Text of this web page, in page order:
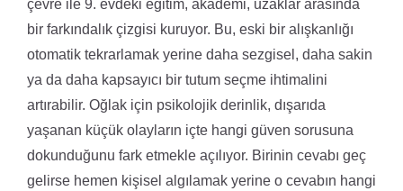
çevre ile 9. evdeki eğitim, akademi, uzaklar arasında
bir farkındalık çizgisi kuruyor. Bu, eski bir alışkanlığı
otomatik tekrarlamak yerine daha sezgisel, daha sakin
ya da daha kapsayıcı bir tutum seçme ihtimalini
artırabilir. Oğlak için psikolojik derinlik, dışarıda
yaşanan küçük olayların içte hangi güven sorusuna
dokunduğunu fark etmekle açılıyor. Birinin cevabı geç
gelirse hemen kişisel algılamak yerine o cevabın hangi